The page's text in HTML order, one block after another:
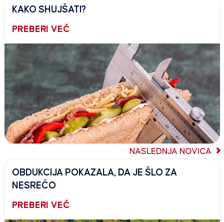
KAKO SHUJŠATI?
PREBERI VEČ
NASLEDNJA NOVICA
OBDUKCIJA POKAZALA, DA JE ŠLO ZA
NESREČO
PREBERI VEČ